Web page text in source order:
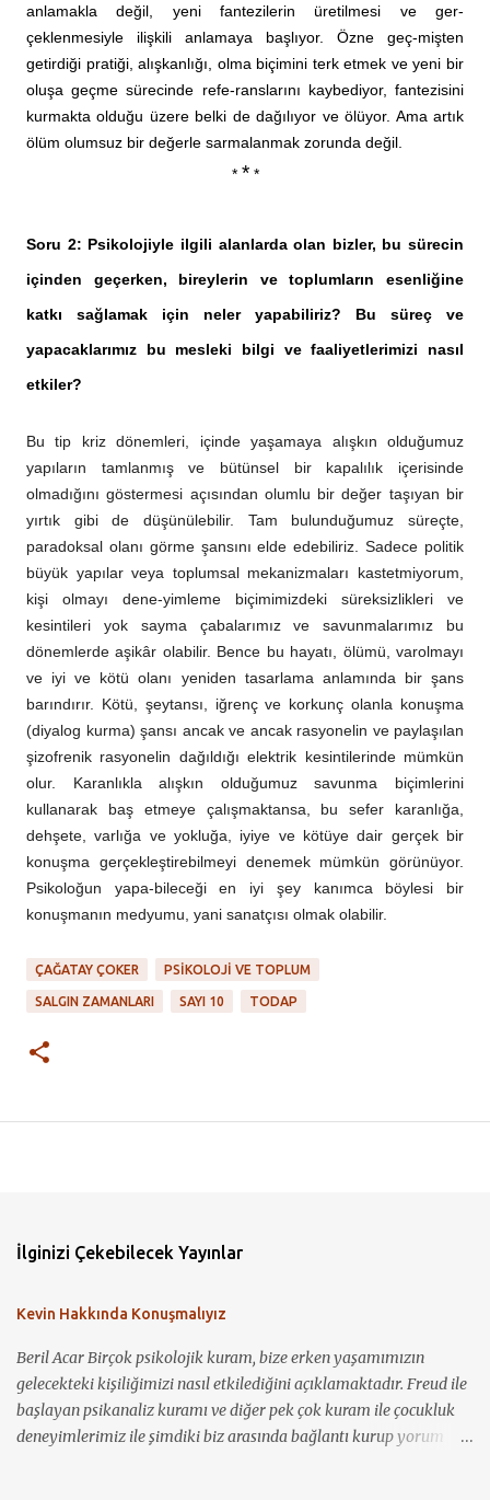
anlamakla değil, yeni fantezilerin üretilmesi ve ger-
çeklenmesiyle ilişkili anlamaya başlıyor. Özne geç-mişten
getirdiği pratiği, alışkanlığı, olma biçimini terk etmek ve yeni bir
oluşa geçme sürecinde refe-ranslarını kaybediyor, fantezisini
kurmakta olduğu üzere belki de dağılıyor ve ölüyor. Ama artık
ölüm olumsuz bir değerle sarmalanmak zorunda değil.
* **
Soru 2: Psikolojiyle ilgili alanlarda olan bizler, bu sürecin
içinden geçerken, bireylerin ve toplumların esenliğine
katkı sağlamak için neler yapabiliriz? Bu süreç ve
yapacaklarımız bu mesleki bilgi ve faaliyetlerimizi nasıl
etkiler?
Bu tip kriz dönemleri, içinde yaşamaya alışkın olduğumuz
yapıların tamlanmış ve bütünsel bir kapalılık içerisinde
olmadığını göstermesi açısından olumlu bir değer taşıyan bir
yırtık gibi de düşünülebilir. Tam bulunduğumuz süreçte,
paradoksal olanı görme şansını elde edebiliriz. Sadece politik
büyük yapılar veya toplumsal mekanizmaları kastetmiyorum,
kişi olmayı dene-yimleme biçimimizdeki süreksizlikleri ve
kesintileri yok sayma çabalarımız ve savunmalarımız bu
dönemlerde aşikâr olabilir. Bence bu hayatı, ölümü, varolmayı
ve iyi ve kötü olanı yeniden tasarlama anlamında bir şans
barındırır. Kötü, şeytansı, iğrenç ve korkunç olanla konuşma
(diyalog kurma) şansı ancak ve ancak rasyonelin ve paylaşılan
şizofrenik rasyonelin dağıldığı elektrik kesintilerinde mümkün
olur. Karanlıkla alışkın olduğumuz savunma biçimlerini
kullanarak baş etmeye çalışmaktansa, bu sefer karanlığa,
dehşete, varlığa ve yokluğa, iyiye ve kötüye dair gerçek bir
konuşma gerçekleştirebilmeyi denemek mümkün görünüyor.
Psikoloğun yapa-bileceği en iyi şey kanımca böylesi bir
konuşmanın medyumu, yani sanatçısı olmak olabilir.
ÇAĞATAY ÇOKER PSIKOLOJI VE TOPLUM
SALGIN ZAMANLARI SAYI 10 TODAP
İlginizi Çekebilecek Yayınlar
Kevin Hakkında Konuşmalıyız
Beril Acar Birçok psikolojik kuram, bize erken yaşamımızın
gelecekteki kişiliğimizi nasıl etkilediğini açıklamaktadır. Freud ile
başlayan psikanaliz kuramı ve diğer pek çok kuram ile çocukluk
deneyimlerimiz ile şimdiki biz arasında bağlantı kurup yorum